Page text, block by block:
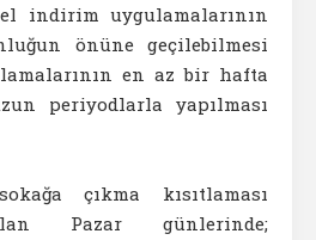
indirim uygulamalarının
önüne geçilebilmesi
en az bir hafta
periyodlarla yapılması
çıkma kısıtlaması
Pazar günlerinde;